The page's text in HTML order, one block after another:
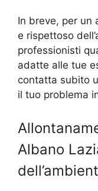
In breve, per un
e rispettoso
professionisti
adatte alle tue
contatta subito
il tuo problema
Albano